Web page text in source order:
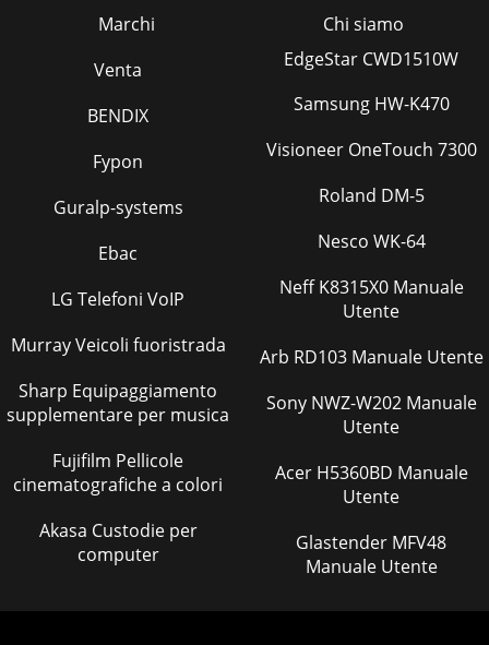
Marchi
Chi siamo
Venta
BENDIX
Fypon
Guralp-systems
Ebac
LG Telefoni VoIP
Murray Veicoli fuoristrada
Sharp Equipaggiamento
supplementare per musica
Fujifilm Pellicole
cinematografiche a colori
Akasa Custodie per
computer
EdgeStar CWD1510W
Samsung HW-K470
Visioneer OneTouch 7300
Roland DM-5
Nesco WK-64
Neff K8315X0 Manuale
Utente
Arb RD103 Manuale Utente
Sony NWZ-W202 Manuale
Utente
Acer H5360BD Manuale
Utente
Glastender MFV48
Manuale Utente